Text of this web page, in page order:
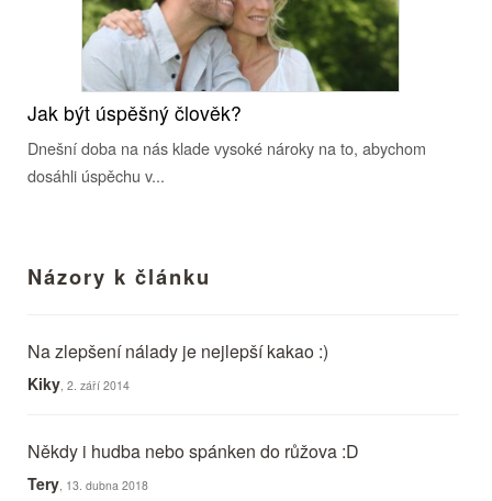
Jak být úspěšný člověk?
Dnešní doba na nás klade vysoké nároky na to, abychom
dosáhli úspěchu v...
Názory k článku
Na zlepšení nálady je nejlepší kakao :)
Kiky , 2. září 2014
Někdy i hudba nebo spánken do růžova :D
Tery , 13. dubna 2018